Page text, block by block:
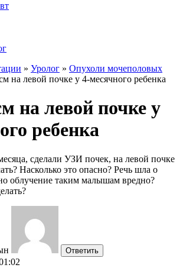
» Уролог » Опухоли мочеполовых
на левой почке у 4-месячного ребенка
на левой почке у
ребенка
сделали УЗИ почек, на левой почке
Насколько это опасно? Речь шла о
облучение таким малышам вредно?
Ответить